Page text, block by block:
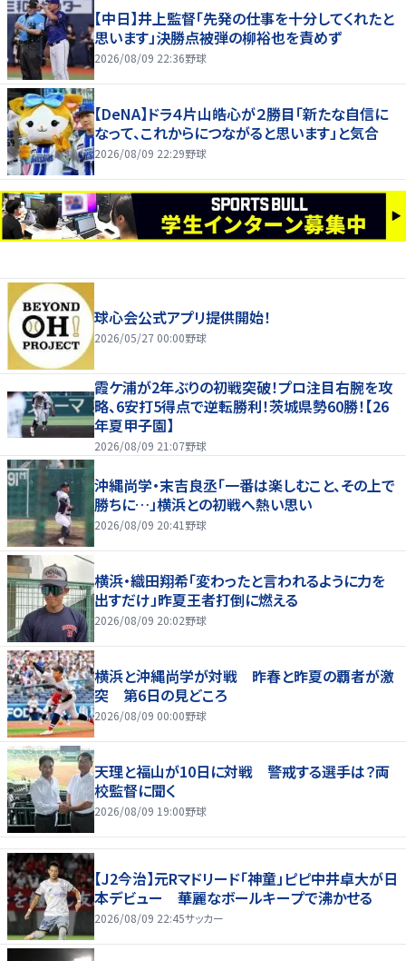
【中日】井上監督「先発の仕事を十分してくれたと
思います」決勝点被弾の柳裕也を責めず
2026/08/09 22:36野球
【DeNA】ドラ４片山皓心が２勝目「新たな自信に
なって、これからにつながると思います」と気合
2026/08/09 22:29野球
球心会公式アプリ提供開始！
2026/05/27 00:00野球
霞ケ浦が2年ぶりの初戦突破！プロ注目右腕を攻
略、6安打5得点で逆転勝利！茨城県勢60勝！【26
年夏甲子園】
2026/08/09 21:07野球
沖縄尚学・末吉良丞「一番は楽しむこと、その上で
勝ちに…」横浜との初戦へ熱い思い
2026/08/09 20:41 野球
横浜・織田翔希「変わったと言われるように力を
出すだけ」昨夏王者打倒に燃える
2026/08/09 20:02野球
横浜と沖縄尚学が対戦 昨春と昨夏の覇者が激
突 第6日の見どころ
2026/08/09 00:00野球
天理と福山が10日に対戦 警戒する選手は？両
校監督に聞く
2026/08/09 19:00野球
【J2今治】元Rマドリード「神童」ピピ中井卓大が日
本デビュー 華麗なボールキープで沸かせる
2026/08/09 22:45サッカー